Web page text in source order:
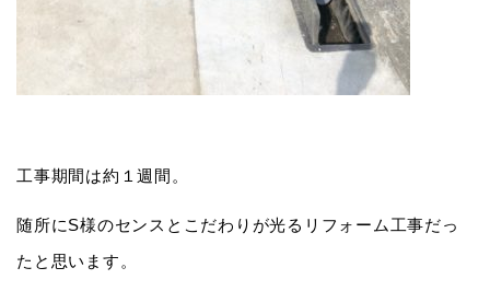
工事期間は約１週間。
随所にS様のセンスとこだわりが光るリフォーム工事だっ
たと思います。